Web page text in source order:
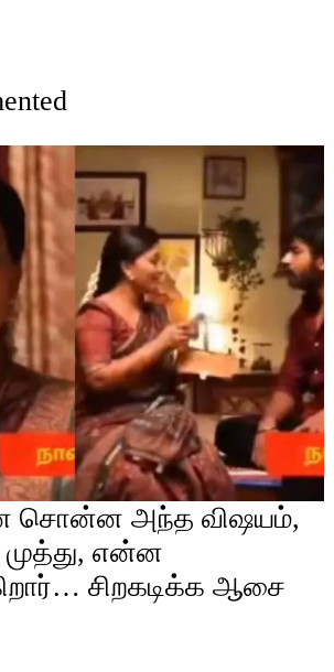
சொன்ன அந்த விஷயம்,
முத்து, என்ன
சிறகடிக்க ஆசை